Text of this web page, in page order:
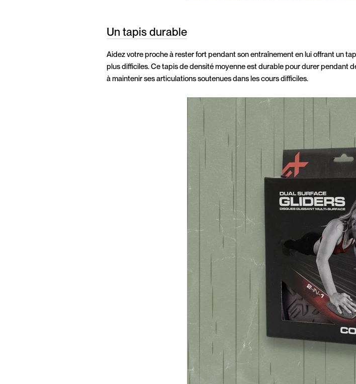
Un tapis durable
Aidez votre proche à rester fort pendant son entraînement en lui offrant un
plus difficiles. Ce tapis de densité moyenne est durable pour durer pendant
à maintenir ses articulations soutenues dans les cours difficiles.